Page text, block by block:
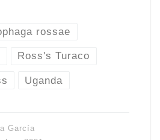
rossae
Ross's Turaco
Uganda
García